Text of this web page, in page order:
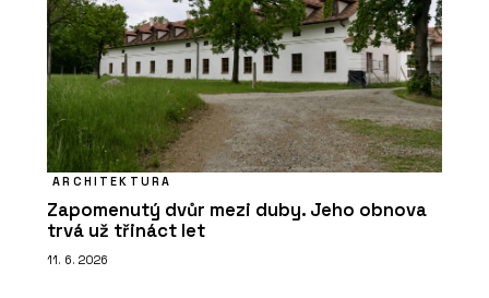
ARCHITEKTURA
Zapomenutý dvůr mezi duby. Jeho obnova
trvá už třináct let
11. 6. 2026